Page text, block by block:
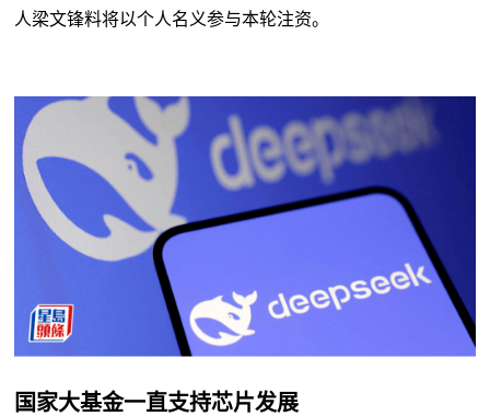
人梁文锋料将以个人名义参与本轮注资。
国家大基金一直支持芯片发展